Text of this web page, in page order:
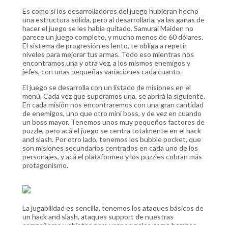
Es como si los desarrolladores del juego hubieran hecho
una estructura sólida, pero al desarrollarla, ya las ganas de
hacer el juego se les había quitado. Samurai Maiden no
parece un juego completo, y mucho menos de 60 dólares.
El sistema de progresión es lento, te obliga a repetir
niveles para mejorar tus armas. Todo eso mientras nos
encontramos una y otra vez, a los mismos enemigos y
jefes, con unas pequeñas variaciones cada cuanto.
El juego se desarrolla con un listado de misiones en el
menú. Cada vez que superamos una, se abrirá la siguiente.
En cada misión nos encontraremos con una gran cantidad
de enemigos, uno que otro mini boss, y de vez en cuando
un boss mayor. Tenemos unos muy pequeños factores de
puzzle, pero acá el juego se centra totalmente en el hack
and slash. Por otro lado, tenemos los bubble pocket, que
son misiones secundarios centrados en cada uno de los
personajes, y acá el plataformeo y los puzzles cobran más
protagonismo.
La jugabilidad es sencilla, tenemos los ataques básicos de
un hack and slash, ataques support de nuestras